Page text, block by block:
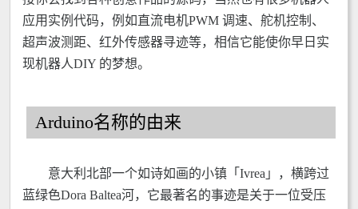
应用实例代码，例如直流电机PWM 调速、舵机控制、
超声波测距、红外传感器寻迹等，相信它能使你早日实
现机器人DIY 的梦想。
Arduino名称的由来
意大利北部一个如诗如画的小镇「Ivrea」，横跨过
蓝绿色Dora Baltea河，它最著名的事迹是关于一位受压